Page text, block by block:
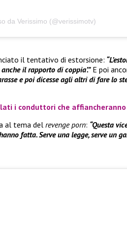
da Verissimo (@verissimotv)
il tentativo di estorsione:
il rapporto di coppia’.”E poi
e poi dicesse agli altri di fare lo
i conduttori che
al tema del revenge porn: “Questa
fatta. Serve una legge, serve un